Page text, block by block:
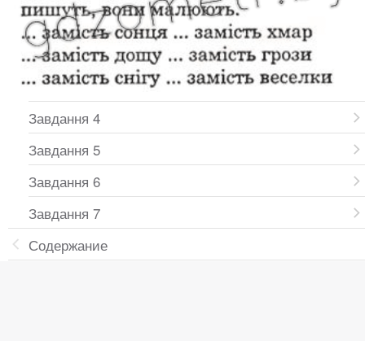
Завдання 4
Завдання 5
Завдання 6
Завдання 7
Содержание